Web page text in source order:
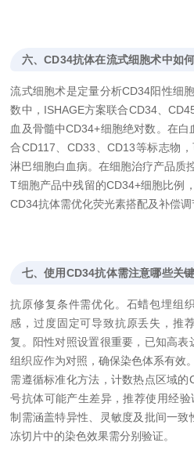
六、CD34抗体在流式细胞术中如
流式细胞术是定量分析CD34阳性细
数中，ISHAGE方案联合CD34、
血及骨髓中CD34+细胞绝对数。在
合CD117、CD33、CD13等标志物
淋巴细胞白血病。在细胞治疗产品质
T细胞产品中残留的CD34+细胞比例
CD34抗体需优化荧光素搭配及补偿调
七、使用CD34抗体需注意哪些关
抗原修复条件需优化。石蜡包埋组
感，过度固定可导致抗原丢失，推
复。阳性对照设置很重要，已知高
组织应作为对照，确保染色体系有效
需遵循标准化方法，计数热点区域
号抗体可能产生差异，推荐使用经
制需涵盖特异性、灵敏度及批间一
冻切片中的染色效果需分别验证。